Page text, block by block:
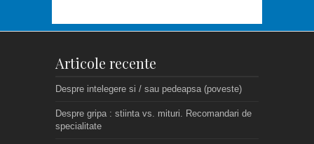
Articole recente
Despre intelegere si / sau pedeapsa (poveste)
Despre gripa : stiinta vs. mituri. Recomandari de
specialitate